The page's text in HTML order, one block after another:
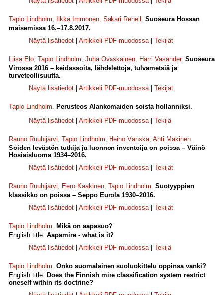
Tapio Lindholm, Ilkka Immonen, Sakari Rehell . Suoseura Hossan
maisemissa 16.–17.8.2017.
Näytä lisätiedot
Artikkeli PDF-muodossa| Tekijät
Liisa Elo, Tapio Lindholm, Juha Ovaskainen, Harri Vasander. Suoseura
Virossa 2016 – keidassoita, lähdelettoja, tulvametsiä ja
turveteollisuutta.
Näytä lisätiedot
Artikkeli PDF-muodossa| Tekijät
Tapio Lindholm. Perusteos Alankomaiden soista hollanniksi.
Näytä lisätiedot
Artikkeli PDF-muodossa| Tekijä
Rauno Ruuhijärvi, Tapio Lindholm, Heino Vänskä, Ahti Mäkinen.
Soiden levästön tutkija ja luonnon inventoija on poissa – Väinö
Hosiaisluoma 1934–2016.
Näytä lisätiedot
Artikkeli PDF-muodossa| Tekijät
Rauno Ruuhijärvi, Eero Kaakinen, Tapio Lindholm. Suotyyppien
klassikko on poissa – Seppo Eurola 1930–2016.
Näytä lisätiedot
Artikkeli PDF-muodossa| Tekijät
Tapio Lindholm. Mikä on aapasuo?
English title: Aapamire - what is it?
Näytä lisätiedot
Artikkeli PDF-muodossa| Tekijä
Tapio Lindholm. Onko suomalainen suoluokittelu oppinsa vanki?
English title: Does the Finnish mire classification system restrict
oneself within its doctrine?